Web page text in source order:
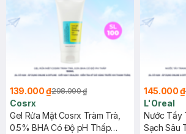
139.000 ₫298.000 ₫
Cosrx
Gel Rửa Mặt Cosrx Tràm Trà,
0.5% BHA Có Độ pH Thấp
145.000 ₫
L'Oreal
Nước Tẩy
Sạch Sâu